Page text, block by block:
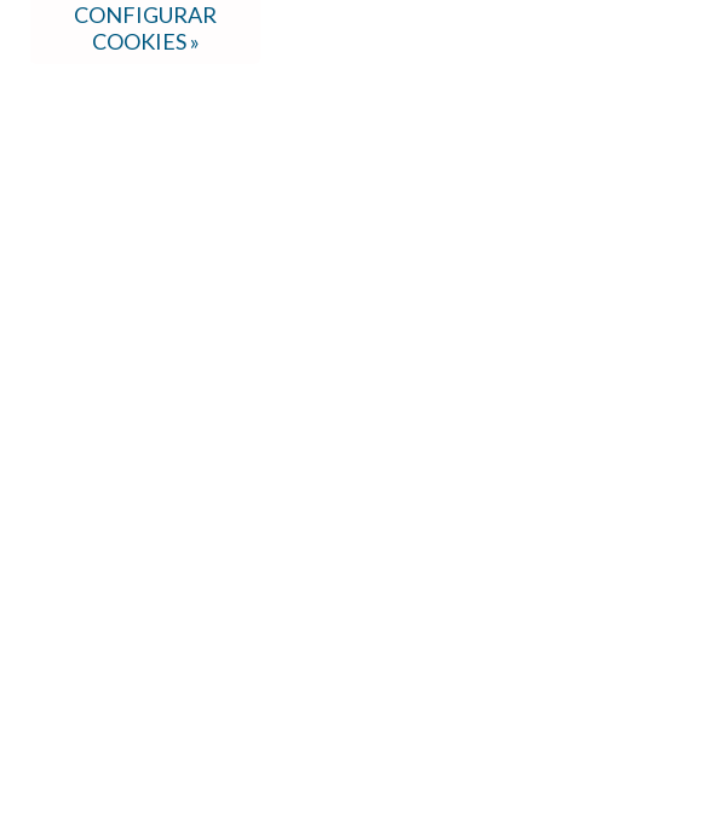
CONFIGURAR
COOKIES »